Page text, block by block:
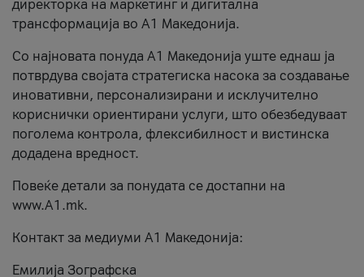
директорка на маркетинг и дигитална
трансформација во А1 Македонија.
Со најновата понуда А1 Македонија уште еднаш ја
потврдува својата стратегиска насока за создавање
иновативни, персонализирани и исклучително
кориснички ориентирани услуги, што обезбедуваат
поголема контрола, флексибилност и вистинска
додадена вредност.
Повеќе детали за понудата се достапни на
www.А1.mk.
Контакт за медиуми А1 Македонија:
Емилија Зографска